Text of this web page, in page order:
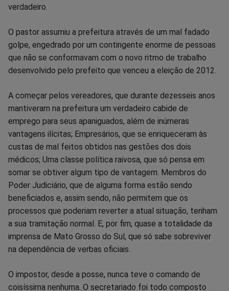
verdadeiro.
O pastor assumiu a prefeitura através de um mal fadado
golpe, engedrado por um contingente enorme de pessoas
que não se conformavam com o novo ritmo de trabalho
desenvolvido pelo prefeito que venceu a eleição de 2012.
A começar pelos vereadores, que durante dezesseis anos
mantiveram na prefeitura um verdadeiro cabide de
emprego para seus apaniguados, além de inúmeras
vantagens ilícitas; Empresários, que se enriqueceram às
custas de mal feitos obtidos nas gestões dos dois
médicos; Uma classe política raivosa, que só pensa em
somar se obtiver algum tipo de vantagem. Membros do
Poder Judiciário, que de alguma forma estão sendo
beneficiados e, assim sendo, não permitem que os
processos que poderiam reverter a atual situação, tenham
a sua tramitação normal. E, por fim, quase a totalidade da
imprensa de Mato Grosso do Sul, que só sabe sobreviver
na dependência de verbas oficiais.
O impostor, desde a posse, nunca teve o comando de
coisíssima nenhuma. O secretariado foi todo composto